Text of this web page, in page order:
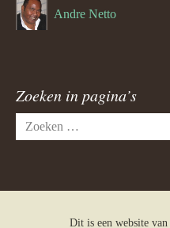
Andre Netto
Zoeken in pagina’s
Zoeken
naar:
Dit is een website van